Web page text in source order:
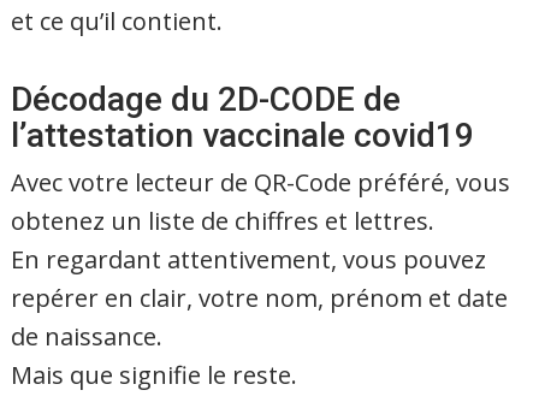
et ce qu’il contient.
Décodage du 2D-CODE de
l’attestation vaccinale covid19
Avec votre lecteur de QR-Code préféré, vous
obtenez un liste de chiffres et lettres.
En regardant attentivement, vous pouvez
repérer en clair, votre nom, prénom et date
de naissance.
Mais que signifie le reste.